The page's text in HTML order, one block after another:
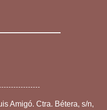
Amigó. Ctra. Bétera, s/n,